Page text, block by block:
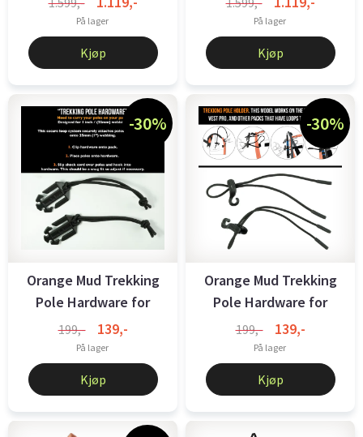
På lager
Kjøp
På lager
Kjøp
-30%
Orange Mud Trekking
Pole Hardware for
back, Pair ...
199,- 139,-
På lager
Kjøp
-30%
Orange Mud Trekking
Pole Hardware for
front, Pair ...
199,- 139,-
På lager
Kjøp